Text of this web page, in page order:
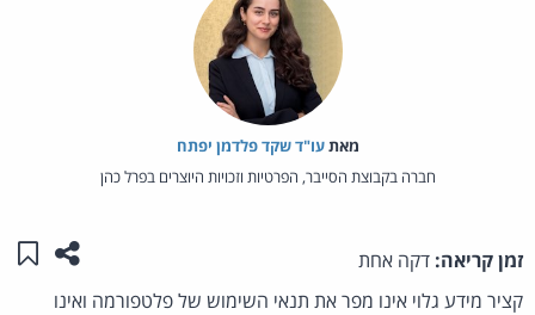
מאת‏עו"ד שקד פלדמן יפתח
חברה בקבוצת הסייבר, הפרטיות וזכויות היוצרים בפרל כהן
זמן קריאה: דקה אחת שתפו
קציר מידע גלוי אינו מפר את תנאי השימוש של פלטפורמה ואינו